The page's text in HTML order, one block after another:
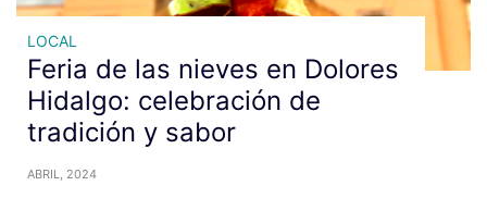
LOCAL
Feria de las nieves en Dolores
Hidalgo: celebración de
tradición y sabor
ABRIL, 2024